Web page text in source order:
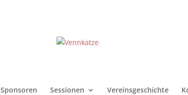
Sponsoren Sessionen Vereinsgeschichte